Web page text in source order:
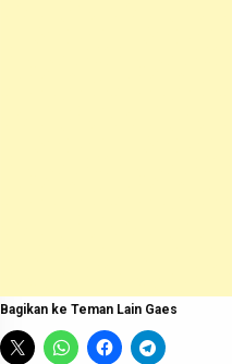
Bagikan ke Teman Lain Gaes